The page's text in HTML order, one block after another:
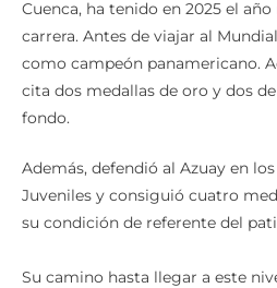
Cuenca, ha tenido en 2025 el
carrera. Antes de viajar al
como campeón panamericano.
cita dos medallas de oro y dos
fondo.
Además, defendió al Azuay en
Juveniles y consiguió cuatro
su condición de referente del
Su camino hasta llegar a este